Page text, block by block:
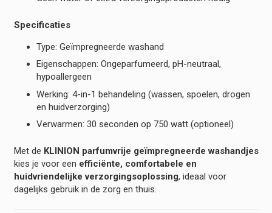
Specificaties
Type: Geïmpregneerde washand
Eigenschappen: Ongeparfumeerd, pH-neutraal,
hypoallergeen
Werking: 4-in-1 behandeling (wassen, spoelen, drogen
en huidverzorging)
Verwarmen: 30 seconden op 750 watt (optioneel)
Met de KLINION parfumvrije geïmpregneerde washandjes
kies je voor een efficiënte, comfortabele en
huidvriendelijke verzorgingsoplossing, ideaal voor
dagelijks gebruik in de zorg en thuis.